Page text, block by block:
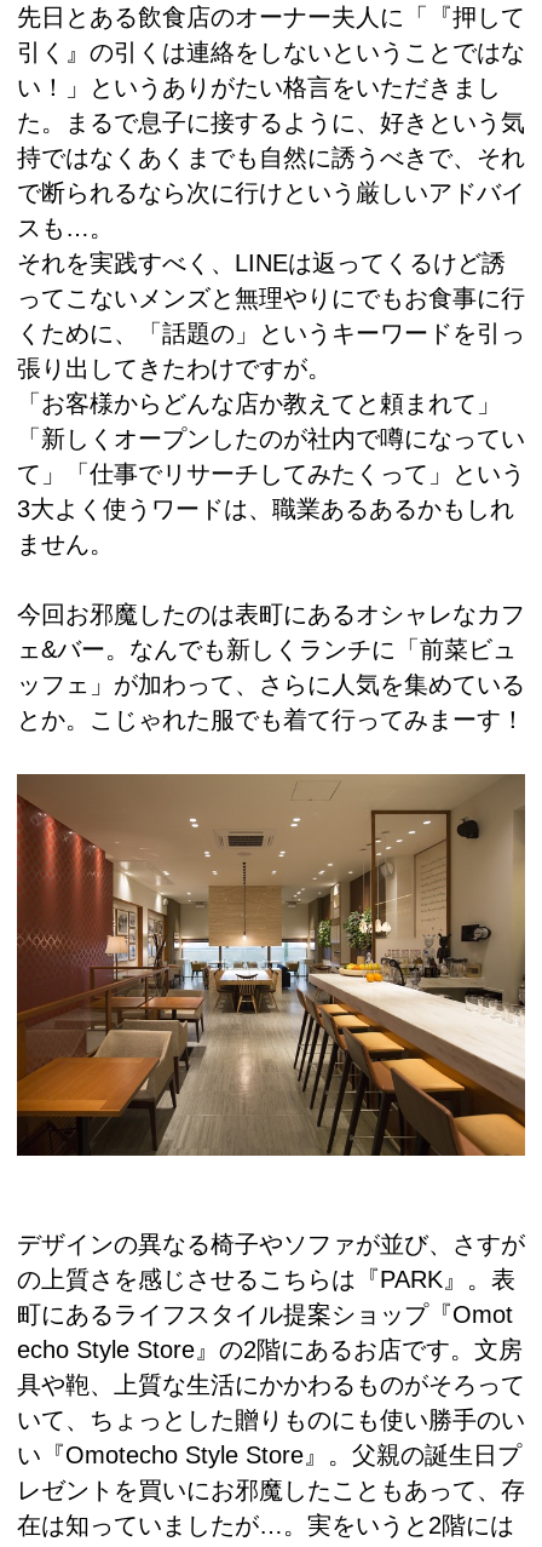
先日とある飲食店のオーナー夫人に「『押して
引く』の引くは連絡をしないということではな
い！」というありがたい格言をいただきまし
た。まるで息子に接するように、好きという気
持ではなくあくまでも自然に誘うべきで、それ
で断られるなら次に行けという厳しいアドバイ
スも…。
それを実践すべく、LINEは返ってくるけど誘
ってこないメンズと無理やりにでもお食事に行
くために、「話題の」というキーワードを引っ
張り出してきたわけですが。
「お客様からどんな店か教えてと頼まれて」
「新しくオープンしたのが社内で噂になってい
て」「仕事でリサーチしてみたくって」という
3大よく使うワードは、職業あるあるかもしれ
ません。
今回お邪魔したのは表町にあるオシャレなカフ
ェ&バー。なんでも新しくランチに「前菜ビュ
ッフェ」が加わって、さらに人気を集めている
とか。こじゃれた服でも着て行ってみまーす！
デザインの異なる椅子やソファが並び、さすが
の上質さを感じさせるこちらは『PARK』。表
町にあるライフスタイル提案ショップ『Omot
echo Style Store』の2階にあるお店です。文房
具や鞄、上質な生活にかかわるものがそろって
いて、ちょっとした贈りものにも使い勝手のい
い『Omotecho Style Store』。父親の誕生日プ
レゼントを買いにお邪魔したこともあって、存
在は知っていましたが…。実をいうと2階には